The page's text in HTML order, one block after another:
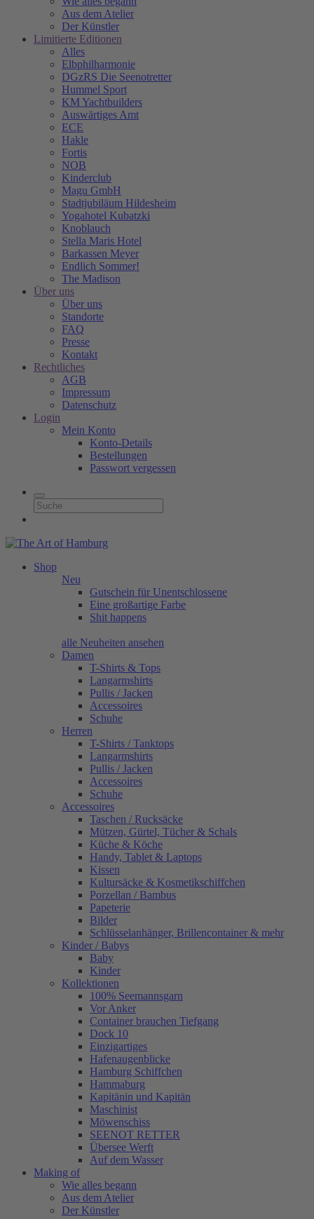
Aus dem Atelier
Der Künstler
Limitierte Editionen
Alles
Elbphilharmonie
DGzRS Die Seenotretter
Hummel Sport
KM Yachtbuilders
Auswärtiges Amt
ECE
Hakle
Fortis
NOB
Kinderclub
Magu GmbH
Stadtjubiläum Hildesheim
Yogahotel Kubatzki
Knoblauch
Stella Maris Hotel
Barkassen Meyer
Endlich Sommer!
The Madison
Über uns
Über uns
Standorte
FAQ
Presse
Kontakt
Rechtliches
AGB
Impressum
Datenschutz
Login
Mein Konto
Konto-Details
Bestellungen
Passwort vergessen
Shop
Neu
Gutschein für Unentschlossene
Eine großartige Farbe
Shit happens
alle Neuheiten ansehen
Damen
T-Shirts & Tops
Langarmshirts
Pullis / Jacken
Accessoires
Schuhe
Herren
T-Shirts / Tanktops
Langarmshirts
Pullis / Jacken
Accessoires
Schuhe
Accessoires
Taschen / Rucksäcke
Mützen, Gürtel, Tücher & Schals
Küche & Köche
Handy, Tablet & Laptops
Kissen
Kultursäcke & Kosmetikschiffchen
Porzellan / Bambus
Papeterie
Bilder
Schlüsselanhänger, Brillencontainer & mehr
Kinder / Babys
Baby
Kinder
Kollektionen
100% Seemannsgarn
Vor Anker
Container brauchen Tiefgang
Dock 10
Einzigartiges
Hafenaugen­blicke
Hamburg Schiffchen
Hammaburg
Kapitänin und Kapitän
Maschinist
Möwenschiss
SEENOT RETTER
Übersee Werft
Auf dem Wasser
Making of
Wie alles begann
Aus dem Atelier
Der Künstler